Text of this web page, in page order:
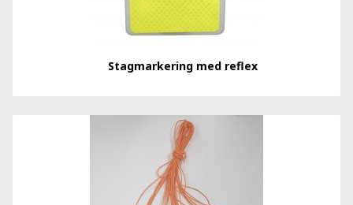
Stagmarkering med reflex